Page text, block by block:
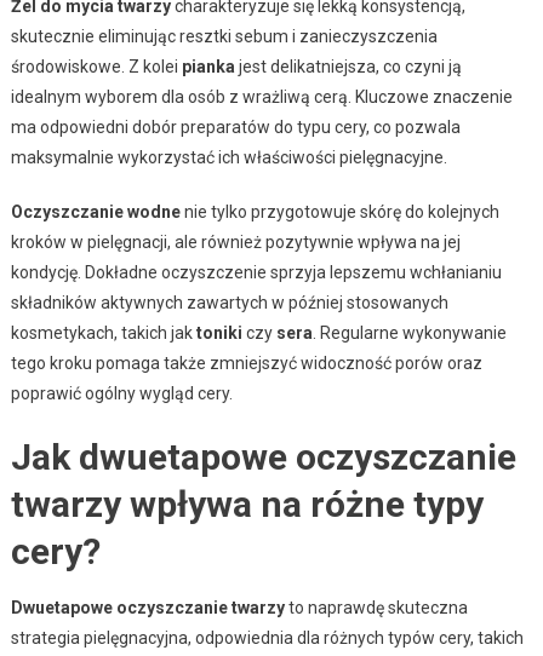
Żel do mycia twarzycharakteryzuje się lekką konsystencją,
skutecznie eliminując resztki sebum i zanieczyszczenia
środowiskowe. Z kolei pianka jest delikatniejsza, co czyni ją
idealnym wyborem dla osób z wrażliwą cerą. Kluczowe znaczenie
ma odpowiedni dobór preparatów do typu cery, co pozwala
maksymalnie wykorzystać ich właściwości pielęgnacyjne.
Oczyszczanie wodnenie tylko przygotowuje skórę do kolejnych
kroków w pielęgnacji, ale również pozytywnie wpływa na jej
kondycję. Dokładne oczyszczenie sprzyja lepszemu wchłanianiu
składników aktywnych zawartych w później stosowanych
kosmetykach, takich jaktoniki czy sera . Regularne wykonywanie
tego kroku pomaga także zmniejszyć widoczność porów oraz
poprawić ogólny wygląd cery.
Jak dwuetapowe oczyszczanie
twarzy wpływa na różne typy
cery?
Dwuetapowe oczyszczanie twarzyto naprawdę skuteczna
strategia pielęgnacyjna, odpowiednia dla różnych typów cery, takich